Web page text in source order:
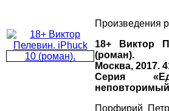
Произведения
18+ Виктор
(роман).
Москва, 2017.
Серия
Порфирий